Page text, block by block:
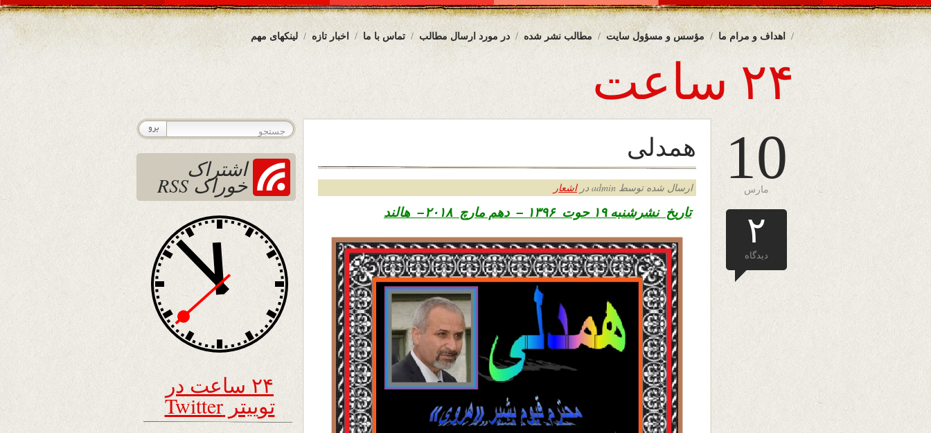
لینکهای مهم اخبار تازه تماس با ما در مورد ارسال مطالب مطالب نشر شده مؤسس و مسؤول سایت اهداف و مرام ما
۲۴ ساعت
10
مارس
۲
دیدگاه
همدلی
ارسال شده توسط admin در اشعار
تاریخ نشرشنبه ۱۹ حوت ۱۳۹۶ – دهم مارچ ۲۰۱۸– هالند
اشتراک
خوراک RSS
۲۴ ساعت در
توییتر Twitter